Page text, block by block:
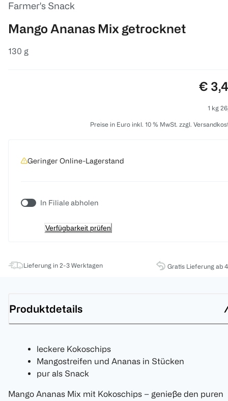
Farmer's Snack
Mango Ananas Mix getrocknet
130 g
€
1 kg
Preise in Euro inkl. 10 % MwSt. zzgl.
Geringer Online-Lagerstand
In Filiale abholen
Verfügbarkeit prüfen
Lieferung in 2-3 Werktagen Gratis Lieferung ab
Produktdetails
leckere Kokoschips
Mangostreifen und Ananas in Stücken
pur als Snack
Mango Ananas Mix mit Kokoschips – genieße den puren